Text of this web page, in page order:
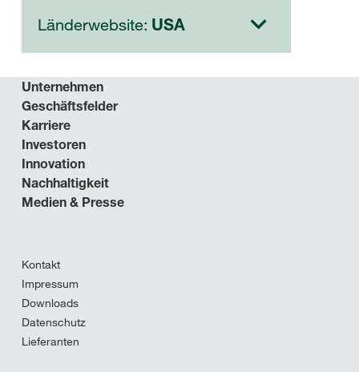
Länderwebsite: USA
Unternehmen
Geschäftsfelder
Karriere
Investoren
Innovation
Nachhaltigkeit
Medien & Presse
Kontakt
Impressum
Downloads
Datenschutz
Lieferanten